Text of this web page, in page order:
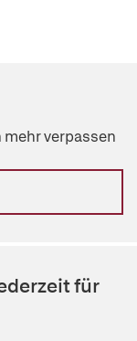
verpassen
für